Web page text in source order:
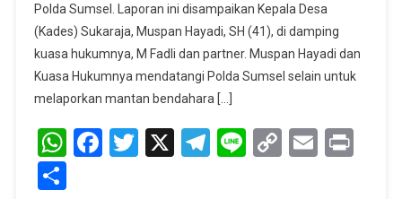
Sukaraja
Dilaporkan
Ke
Polda Sumsel. Laporan ini disampaikan Kepala Desa
(Kades) Sukaraja, Muspan Hayadi, SH (41), di damping
kuasa hukumnya, M Fadli dan partner. Muspan Hayadi dan
Kuasa Hukumnya mendatangi Polda Sumsel selain untuk
melaporkan mantan bendahara […]
WhatsApp
Facebook
Twitter
X Telegram
LineCopyEmail
Share